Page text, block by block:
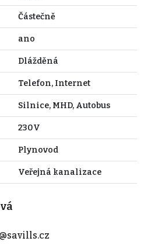
Částečně
ano
Dlážděná
Telefon, Internet
Silnice, MHD, Autobus
230V
Plynovod
Veřejná kanalizace